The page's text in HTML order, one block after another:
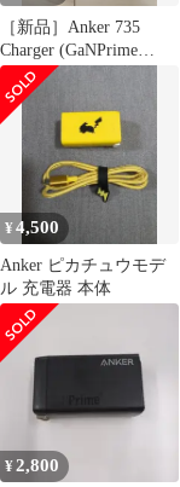
［新品］Anker 735
Charger (GaNPrime
65W)
¥4,500
Anker ピカチュウモデ
ル 充電器 本体
¥2,800